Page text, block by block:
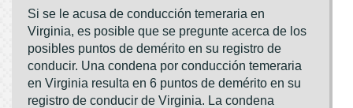
Si se le acusa de conducción temeraria en
Virginia, es posible que se pregunte acerca de los
posibles puntos de demérito en su registro de
conducir. Una condena por conducción temeraria
en Virginia resulta en 6 puntos de demérito en su
registro de conducir de Virginia. La condena